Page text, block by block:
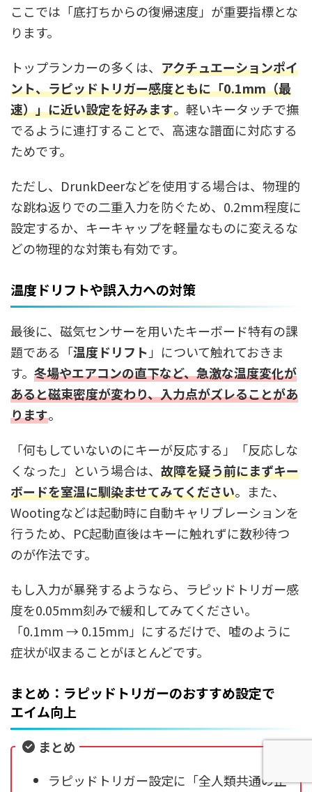
ここでは「底打ちからの復帰速度」が重要指標とな
ります。
トップランカーの多くは、 アクチュエーションポイ
ント、ラピッドトリガー感度ともに「0.1mm（最
速）」に近い設定を好みます。軽いキータッチで撫
でるように連打することで、高速な譜面に対応する
ためです。
ただし、DrunkDeerなどを使用する場合は、物理的
な跳ね返りでの二重入力を防ぐため、0.2mm程度に
設定するか、キーキャップを軽量なものに変えるな
どの物理的な対策も有効です。
温度ドリフトや誤入力への対策
最後に、磁気センサーを用いたキーボード特有の課
題である「温度ドリフト 」について触れておきま
す。 冬場やエアコンの直下など、急激な温度変化が
あると磁束密度が変わり、入力点がズレることがあ
ります。
「何もしていないのにキーが反応する」「反応しな
くなった」という場合は、 故障を疑う前にまずキー
ボードを室温に馴染ませてみてください。また、
Wootingなどは起動時に自動キャリブレーションを
行うため、PC起動直後はキーに触れずに数秒待つ
のが作法です。
もし入力が暴発するようなら、ラピッドトリガー感
度を0.05mm刻みで緩和してみてください。
「0.1mm → 0.15mm」にするだけで、嘘のように
症状が収まることがほとんどです。
まとめ：ラピッドトリガーのおすすめ設定で
エイム向上
まとめ
ラピッドトリガー設定に「全人類共通の正